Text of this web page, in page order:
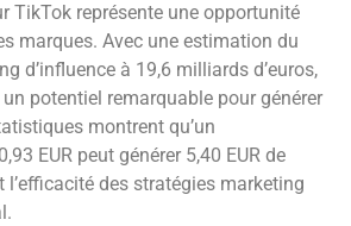
TikTok représente une opportunité
marques. Avec une estimation du
d’influence à 19,6 milliards d’euros,
potentiel remarquable pour générer
montrent qu’un
EUR peut générer 5,40 EUR de
l’efficacité des stratégies marketing